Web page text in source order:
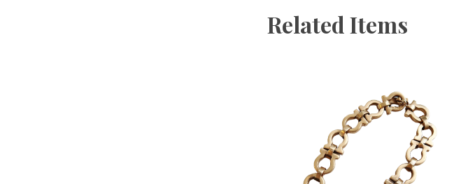
Related Items